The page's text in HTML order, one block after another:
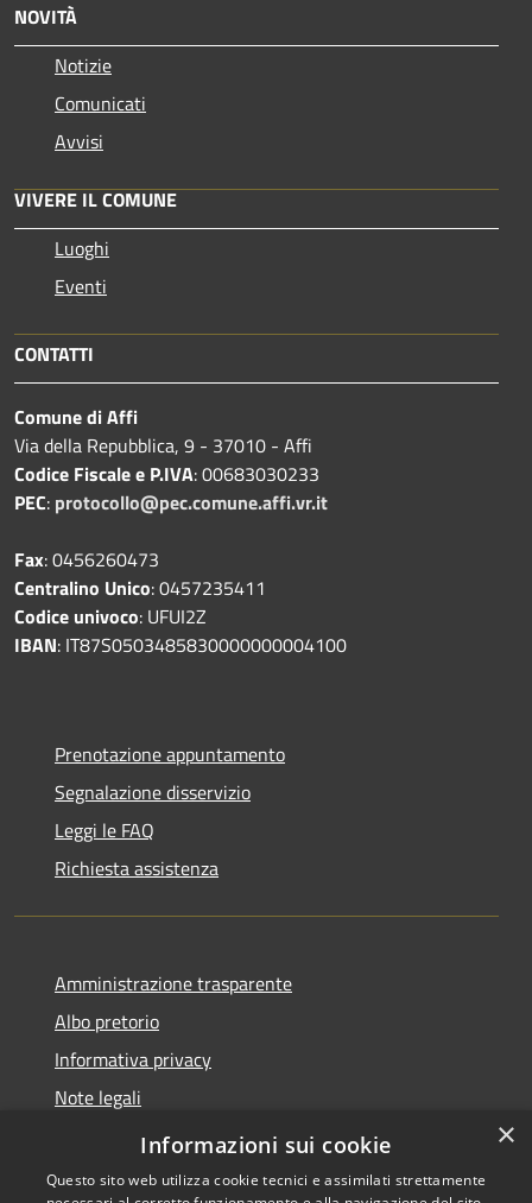
NOVITÀ
Notizie
Comunicati
Avvisi
VIVERE IL COMUNE
Luoghi
Eventi
CONTATTI
Comune di Affi
Via della Repubblica, 9 - 37010 - Affi
Codice Fiscale e P.IVA: 00683030233
PEC: protocollo@pec.comune.affi.vr.it
Fax: 0456260473
Centralino Unico: 0457235411
Codice univoco: UFUI2Z
IBAN: IT87S0503485830000000004100
Prenotazione appuntamento
Segnalazione disservizio
Leggi le FAQ
Richiesta assistenza
Amministrazione trasparente
Albo pretorio
Informativa privacy
Note legali
Dichiarazione di accessibilità
×
Informazioni sui cookie
Questo sito web utilizza cookie tecnici e assimilati strettamente